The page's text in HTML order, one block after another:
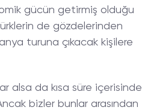
gücün getirmiş olduğu
de gözdelerinden
turuna çıkacak kişilere
alsa da kısa süre içerisinde
bizler bunlar arasından